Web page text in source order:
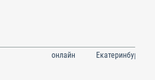
онлайн Екатеринбург